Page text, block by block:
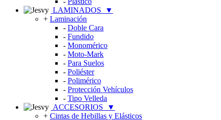
LAMINADOS
▼
+ Laminación
- Doble Cara
- Fundido
- Monomérico
- Moto-Mark
- Para Suelos
- Poliéster
- Polimérico
- Protección Vehículos
- Tipo Velleda
ACCESORIOS
▼
+ Cintas de Hebillas y Elásticos